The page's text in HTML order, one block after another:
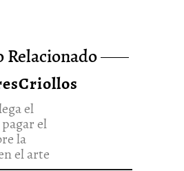
Relacionado
momento de pagar el
arriendo: sobre la
precariedad en el arte
el
el
la
el arte